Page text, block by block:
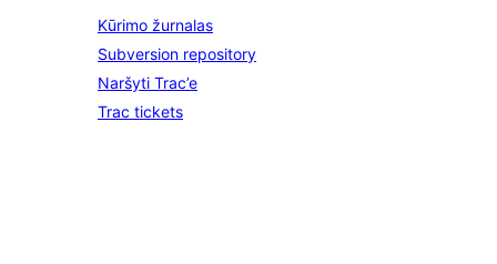
Kūrimo žurnalas
Subversion repository
Naršyti Trac’e
Trac tickets